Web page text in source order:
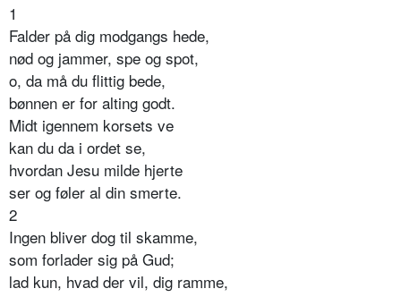
1
Falder på dig modgangs hede,
nød og jammer, spe og spot,
o, da må du flittig bede,
bønnen er for alting godt.
Midt igennem korsets ve
kan du da i ordet se,
hvordan Jesu milde hjerte
ser og føler al din smerte.
2
Ingen bliver dog til skamme,
som forlader sig på Gud;
lad kun, hvad der vil, dig ramme,